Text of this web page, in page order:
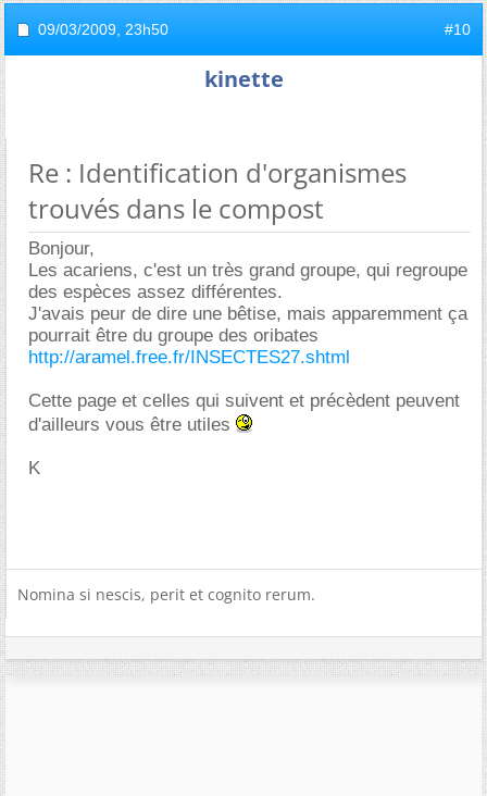
09/03/2009, 23h50 #10
kinette
Re : Identification d'organismes
trouvés dans le compost
Bonjour,
Les acariens, c'est un très grand groupe, qui regroupe
des espèces assez différentes.
J'avais peur de dire une bêtise, mais apparemment ça
pourrait être du groupe des oribates
http://aramel.free.fr/INSECTES27.shtml
Cette page et celles qui suivent et précèdent peuvent
d'ailleurs vous être utiles
K
Nomina si nescis, perit et cognito rerum.